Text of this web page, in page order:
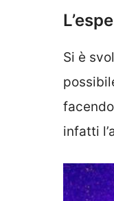
Si è
infatti